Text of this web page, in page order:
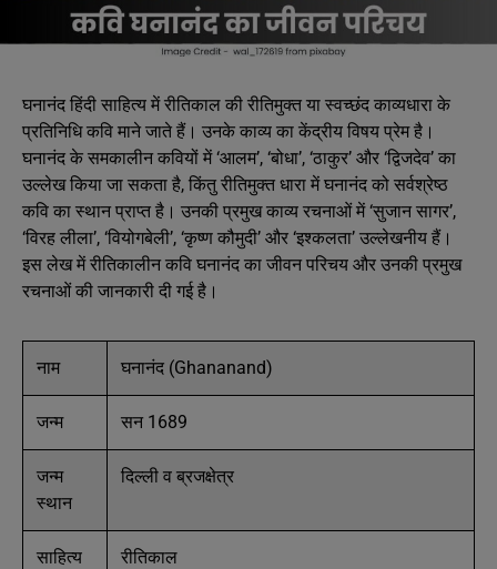
घनानंद हिंदी साहित्य में रीतिकाल की रीतिमुक्त या स्वच्छंद काव्यधारा के
प्रतिनिधि कवि माने जाते हैं। उनके काव्य का केंद्रीय विषय प्रेम है।
घनानंद के समकालीन कवियों में ‘आलम’, ‘बोधा’, ‘ठाकुर’ और ‘द्विजदेव’ का
उल्लेख किया जा सकता है, किंतु रीतिमुक्त धारा में घनानंद को सर्वश्रेष्ठ
कवि का स्थान प्राप्त है। उनकी प्रमुख काव्य रचनाओं में ‘सुजान सागर’,
‘विरह लीला’, ‘वियोगबेली’, ‘कृष्ण कौमुदी’ और ‘इश्कलता’ उल्लेखनीय हैं।
इस लेख में रीतिकालीन कवि घनानंद का जीवन परिचय और उनकी प्रमुख
रचनाओं की जानकारी दी गई है।
नाम घनानंद (Ghananand)
जन्म सन 1689
जन्म
स्थान
दिल्ली व ब्रजक्षेत्र
साहित्य
रीतिकाल